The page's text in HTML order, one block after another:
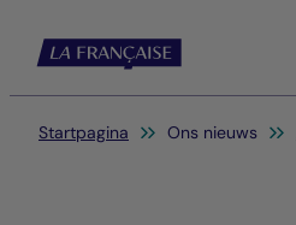
Je bent hier:
Startpagina Ons nieuws